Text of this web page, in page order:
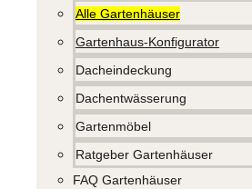
Alle Gartenhäuser
Gartenhaus-Konfigurator
Dacheindeckung
Dachentwässerung
Gartenmöbel
Ratgeber Gartenhäuser
FAQ Gartenhäuser